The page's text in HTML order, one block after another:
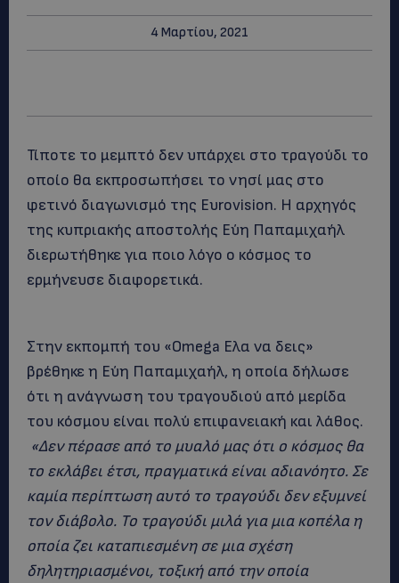
4 Μαρτίου, 2021
Τίποτε το μεμπτό δεν υπάρχει στο τραγούδι το
οποίο θα εκπροσωπήσει το νησί μας στο
φετινό διαγωνισμό της Ευrovision. Η αρχηγός
της κυπριακής αποστολής Εύη Παπαμιχαήλ
διερωτήθηκε για ποιο λόγο ο κόσμος το
ερμήνευσε διαφορετικά.
Στην εκπομπή του «Omega Ελα να δεις»
βρέθηκε η Εύη Παπαμιχαήλ, η οποία δήλωσε
ότι η ανάγνωση του τραγουδιού από μερίδα
του κόσμου είναι πολύ επιφανειακή και λάθος.
«Δεν πέρασε από το μυαλό μας ότι ο κόσμος θα
το εκλάβει έτσι, πραγματικά είναι αδιανόητο. Σε
καμία περίπτωση αυτό το τραγούδι δεν εξυμνεί
τον διάβολο. Το τραγούδι μιλά για μια κοπέλα η
οποία ζει καταπιεσμένη σε μια σχέση
δηλητηριασμένοι, τοξική από την οποία